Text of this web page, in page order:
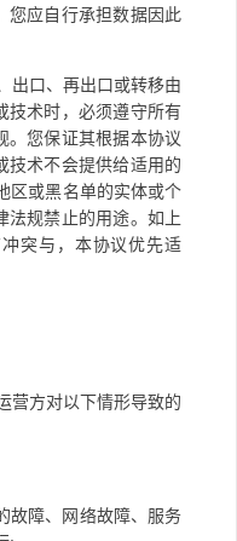
您应自行承担数据因此
出口、再出口或转移由
技术时，必须遵守所有
。您保证其根据本协议
技术不会提供给适用的
区或黑名单的实体或个
法规禁止的用途。如上
突与，本协议优先适
营方对以下情形导致的
故障、网络故障、服务